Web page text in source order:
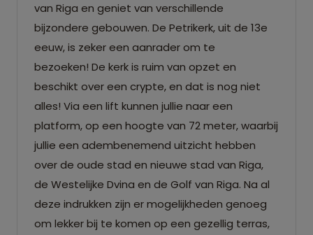
van Riga en geniet van verschillende
bijzondere gebouwen. De Petrikerk, uit de 13e
eeuw, is zeker een aanrader om te
bezoeken! De kerk is ruim van opzet en
beschikt over een crypte, en dat is nog niet
alles! Via een lift kunnen jullie naar een
platform, op een hoogte van 72 meter, waarbij
jullie een adembenemend uitzicht hebben
over de oude stad en nieuwe stad van Riga,
de Westelijke Dvina en de Golf van Riga. Na al
deze indrukken zijn er mogelijkheden genoeg
om lekker bij te komen op een gezellig terras,